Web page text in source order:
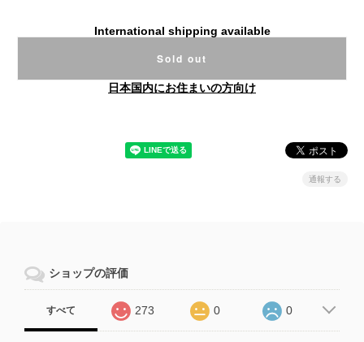
International shipping available
Sold out
日本国内にお住まいの方向け
通報する
ショップの評価
すべて 273 0 0